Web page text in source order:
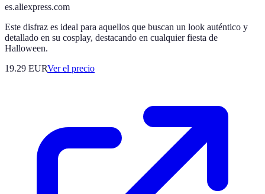
es.aliexpress.com
Este disfraz es ideal para aquellos que buscan un look auténtico y
detallado en su cosplay, destacando en cualquier fiesta de
Halloween.
19.29 EURVer el precio